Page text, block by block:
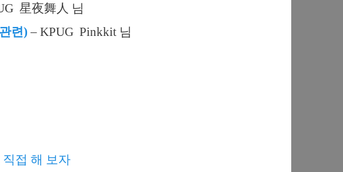
星夜舞人 님
련) – KPUG Pinkkit 님
접 해 보자